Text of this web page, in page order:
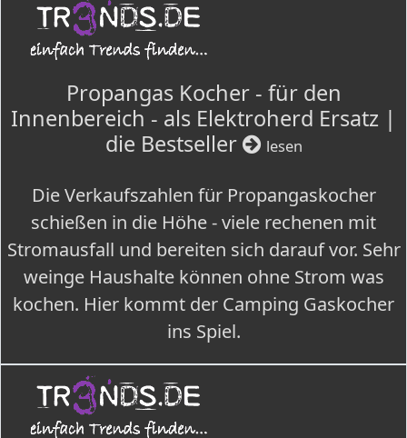
Propangas Kocher - für den
Innenbereich - als Elektroherd Ersatz |
die Bestseller
lesen
Die Verkaufszahlen für Propangaskocher
schießen in die Höhe - viele rechenen mit
Stromausfall und bereiten sich darauf vor. Sehr
weinge Haushalte können ohne Strom was
kochen. Hier kommt der Camping Gaskocher
ins Spiel.